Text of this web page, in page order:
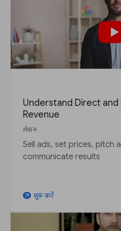
Understand Direct
Revenue
लेसन
Sell ads, set prices, pitch
communicate results
arrow_outward शुरू करें